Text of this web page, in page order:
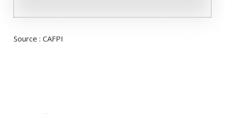
Source : CAFPI